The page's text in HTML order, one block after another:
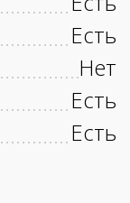
Есть
Нет
Есть
Есть